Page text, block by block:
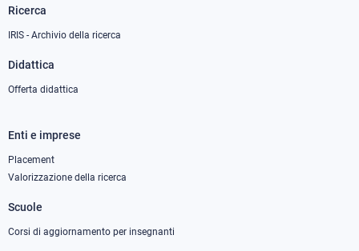
Ricerca
IRIS - Archivio della ricerca
Didattica
Offerta didattica
Footer
column
Enti e imprese
Placement
Valorizzazione della ricerca
Scuole
Corsi di aggiornamento per insegnanti